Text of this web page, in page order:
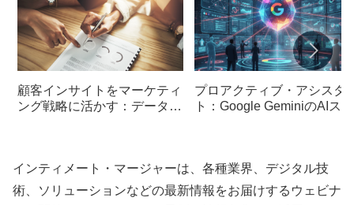
顧客インサイトをマーケティ
ング戦略に活かす：データ分
プロアクティブ・アシスタ
ト：Google GeminiのAIスケ
インティメート・マージャーは、各種業界、デジタル技
術、ソリューションなどの最新情報をお届けするウェビナ